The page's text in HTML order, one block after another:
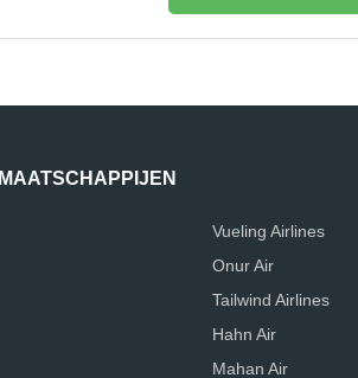
Vueling Airlines
Onur Air
Tailwind Airlines
Hahn Air
Mahan Air